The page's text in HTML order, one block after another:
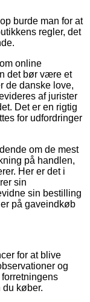
burde man for at
regler, det
online
det bør være et
de danske love,
af jurister
Det er en rigtig
for udfordringer
om de mest
på handlen,
Her er det i
sin
sin bestilling
på gaveindkøb
for at blive
og
du køber.